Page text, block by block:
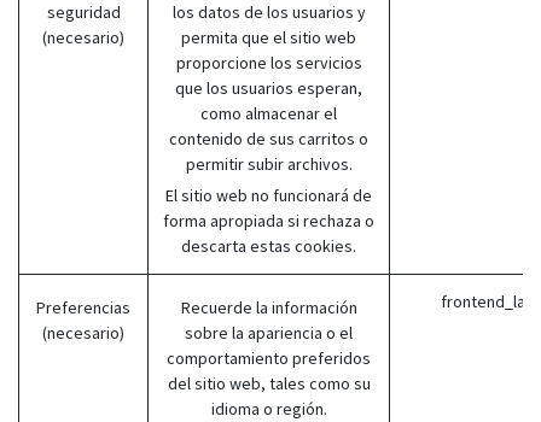
seguridad
(necesario)
los datos de los usuarios y
permita que el sitio web
proporcione los servicios
que los usuarios esperan,
como almacenar el
contenido de sus carritos o
permitir subir archivos.
El sitio web no funcionará de
forma apropiada si rechaza o
descarta estas cookies.
Preferencias
(necesario)
Recuerde la información
sobre la apariencia o el
comportamiento preferidos
del sitio web, tales como su
idioma o región.